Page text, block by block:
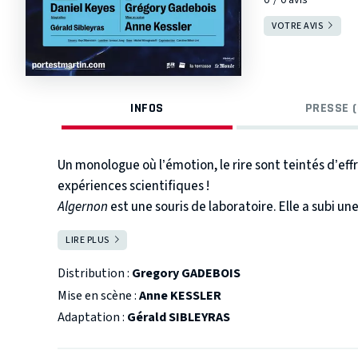
VOTRE AVIS
INFOS PRESSE
Un monologue où l’émotion, le rire sont teintés
expériences scientifiques !
Algernon est une souris de laboratoire. Elle a subi
veulent accroître son intelligence. Encouragés par
tentent l’expérience sur un homme,
Mais il a envie d’apprendre, surtout grâce à Miss
amoureux. L’opération réussit. Commence alors le
fond de découverte du savoir, de l’intelligence, de la
LIRE PLUS
Distribution : Gregory GADEBOIS
Mise en scène :Anne KESSLER
Adaptation : Gérald SIBLEYRAS